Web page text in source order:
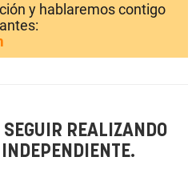
y hablaremos contigo
REALIZANDO